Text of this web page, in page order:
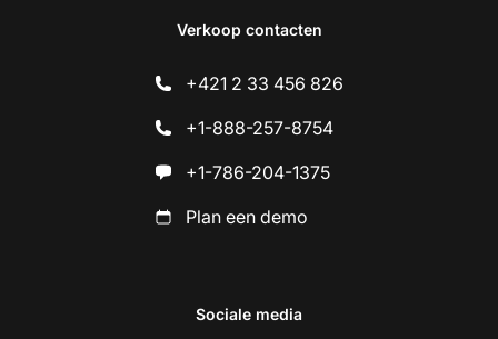
Verkoop contacten
+421 2 33 456 826
+1-888-257-8754
+1-786-204-1375
Plan een demo
Sociale media